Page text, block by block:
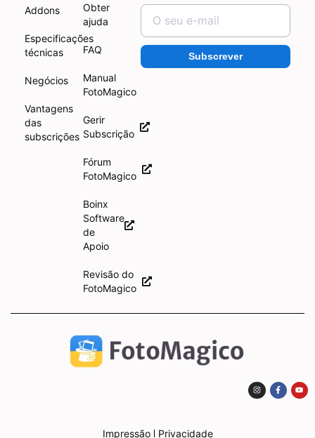
Addons
Especificações
técnicas
Negócios
Vantagens
das
subscrições
Obter
ajuda
FAQ
Manual
FotoMagico
Gerir
Subscrição
Fórum
FotoMagico
Boinx
Software
de
Apoio
Revisão do
FotoMagico
Subscrever
Impressão Privacidade